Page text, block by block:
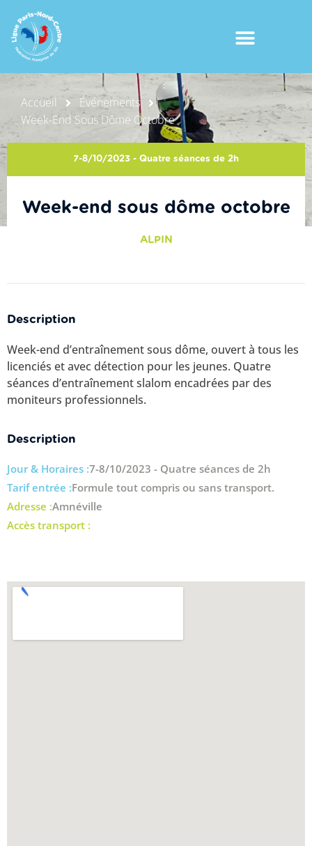
Accueil
Événements
Week-End Sous Dôme Octobre
7-8/10/2023 - Quatre séances de 2h
Week-end sous dôme octobre
ALPIN
Description
Week-end d’entraînement sous dôme, ouvert à tous les
licenciés et avec détection pour les jeunes. Quatre
séances d’entraînement slalom encadrées par des
moniteurs professionnels.
Description
Jour & Horaires :7-8/10/2023 - Quatre séances de 2h
Tarif entrée :Formule tout compris ou sans transport.
Adresse :Amnéville
Accès transport :